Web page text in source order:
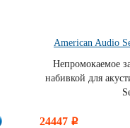
American Audio
Непромокаемое
набивкой для
24447 i